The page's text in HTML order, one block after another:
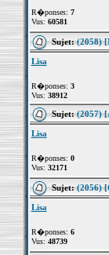
R�ponses: 7
Vus: 60581
Sujet:(2058)
Lisa
R�ponses: 3
Vus: 38912
Sujet:(2057)
Lisa
R�ponses: 0
Vus: 32171
Sujet:(2056)
Lisa
R�ponses: 6
Vus: 48739